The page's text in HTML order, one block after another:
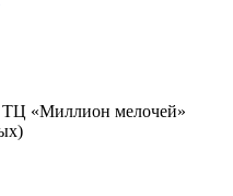
«Миллион мелочей»